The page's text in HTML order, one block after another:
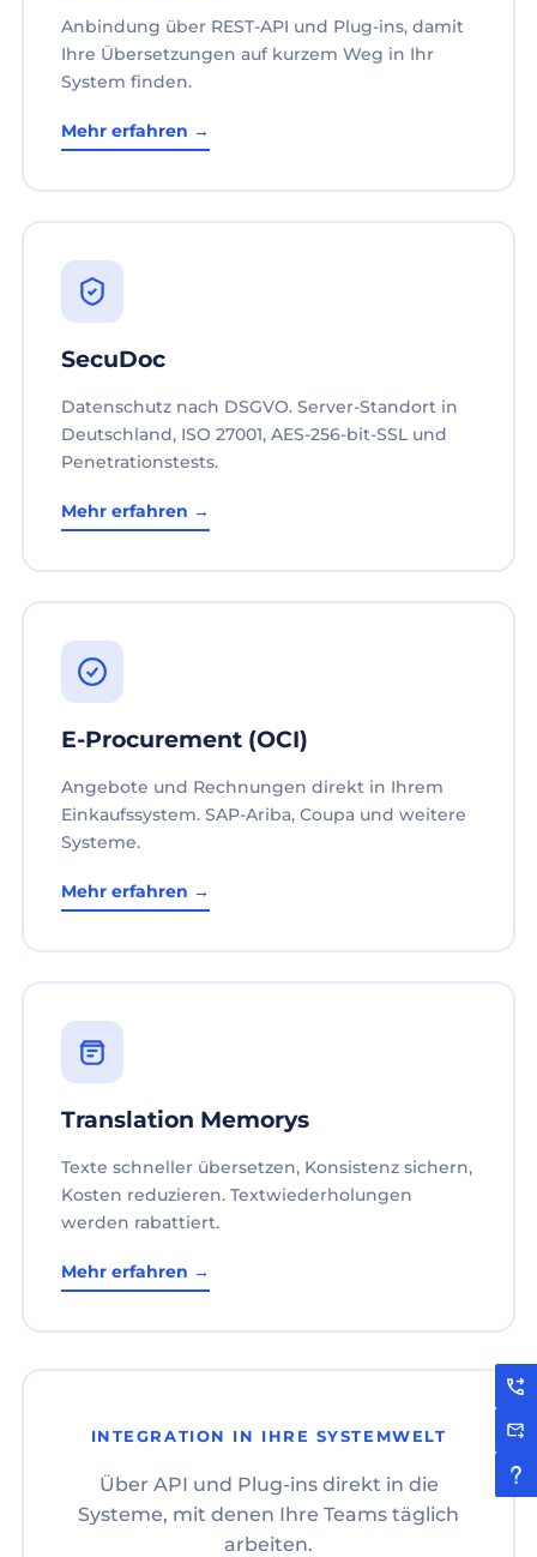
Anbindung über REST-API und Plug-ins, damit
Ihre Übersetzungen auf kurzem Weg in Ihr
System finden.
Mehr erfahren →
SecuDoc
Datenschutz nach DSGVO. Server-Standort in
Deutschland, ISO 27001, AES-256-bit-SSL und
Penetrationstests.
Mehr erfahren →
E-Procurement (OCI)
Angebote und Rechnungen direkt in Ihrem
Einkaufssystem. SAP-Ariba, Coupa und weitere
Systeme.
Mehr erfahren →
Translation Memorys
Texte schneller übersetzen, Konsistenz sichern,
Kosten reduzieren. Textwiederholungen
werden rabattiert.
Mehr erfahren →
INTEGRATION IN IHRE SYSTEMWELT
Über API und Plug-ins direkt in die
Systeme, mit denen Ihre Teams täglich
arbeiten.